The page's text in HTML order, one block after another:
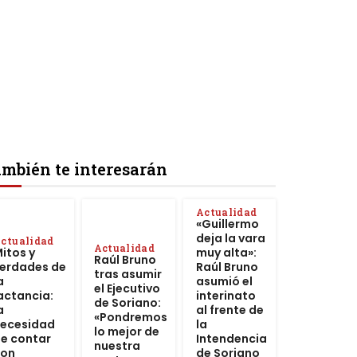
te interesarán
y
de
contar
Actualidad
Raúl Bruno
tras asumir
el Ejecutivo
de Soriano:
«Pondremos
lo mejor de
nuestra
Actualidad
«Guillermo
deja la vara
muy alta»:
Raúl Bruno
asumió el
interinato
al frente de
la
Intendencia
de Soriano